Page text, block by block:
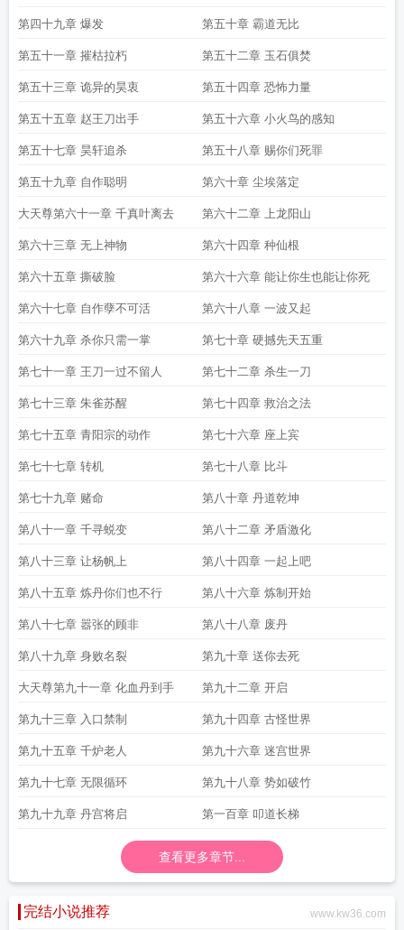
第四十九章 爆发 第五十章 霸道无比
第五十一章 摧枯拉朽 第五十二章 玉石俱焚
第五十三章 诡异的昊衷 第五十四章 恐怖力量
第五十五章 赵王刀出手 第五十六章 小火鸟的感知
第五十七章 昊轩追杀 第五十八章 赐你们死罪
第五十九章 自作聪明 第六十章 尘埃落定
大天尊第六十一章 千真叶离去 第六十二章 上龙阳山
第六十三章 无上神物 第六十四章 种仙根
第六十五章 撕破脸 第六十六章 能让你生也能让你死
第六十七章 自作孽不可活 第六十八章 一波又起
第六十九章 杀你只需一掌 第七十章 硬撼先天五重
第七十一章 王刀一过不留人 第七十二章 杀生一刀
第七十三章 朱雀苏醒 第七十四章 救治之法
第七十五章 青阳宗的动作 第七十六章 座上宾
第七十七章 转机 第七十八章 比斗
第七十九章 赌命 第八十章 丹道乾坤
第八十一章 千寻蜕变 第八十二章 矛盾激化
第八十三章 让杨帆上 第八十四章 一起上吧
第八十五章 炼丹你们也不行 第八十六章 炼制开始
第八十七章 嚣张的顾非 第八十八章 废丹
第八十九章 身败名裂 第九十章 送你去死
大天尊第九十一章 化血丹到手 第九十二章 开启
第九十三章 入口禁制 第九十四章 古怪世界
第九十五章 千炉老人 第九十六章 迷宫世界
第九十七章 无限循环 第九十八章 势如破竹
第九十九章 丹宫将启 第一百章 叩道长梯
查看更多章节...
完结小说推荐 www.kw36.com